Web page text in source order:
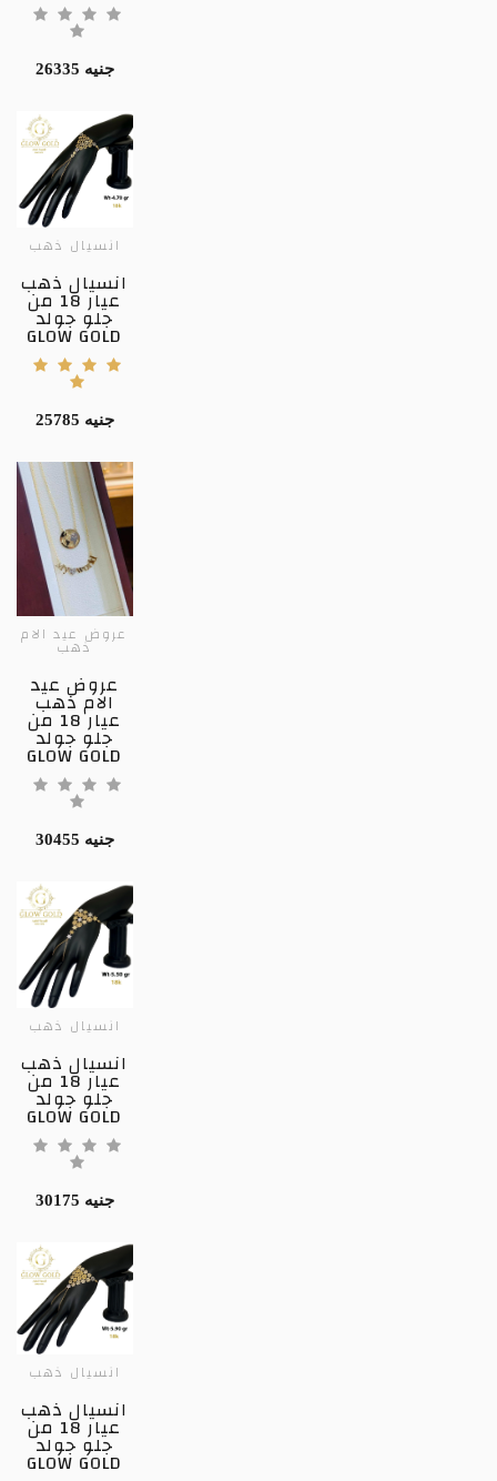
26335 جنيه
انسيال ذهب
انسيال ذهب
عيار 18 من
جلو جولد
GLOW GOLD
25785 جنيه
عروض عيد الام
ذهب
عروض عيد
الام ذهب
عيار 18 من
جلو جولد
GLOW GOLD
30455 جنيه
انسيال ذهب
انسيال ذهب
عيار 18 من
جلو جولد
GLOW GOLD
30175 جنيه
انسيال ذهب
انسيال ذهب
عيار 18 من
جلو جولد
GLOW GOLD